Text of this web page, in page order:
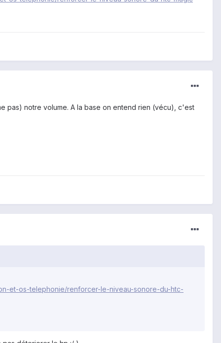
pas) notre volume. A la base on entend rien (vécu), c'est
et-os-telephonie/renforcer-le-niveau-sonore-du-htc-